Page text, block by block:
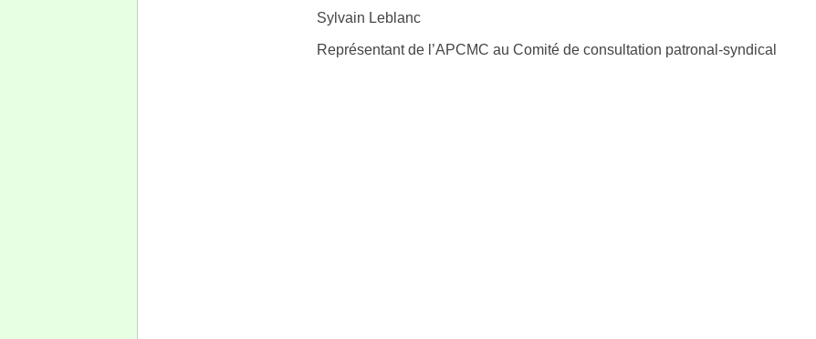
Sylvain Leblanc
Représentant de l’APCMC au Comité de consultation patronal-syndical